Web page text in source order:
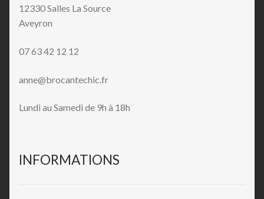
12330 Salles La Source
Aveyron
07 63 42 12 12
anne@brocantechic.fr
Lundi au Samedi de 9h à 18h
INFORMATIONS